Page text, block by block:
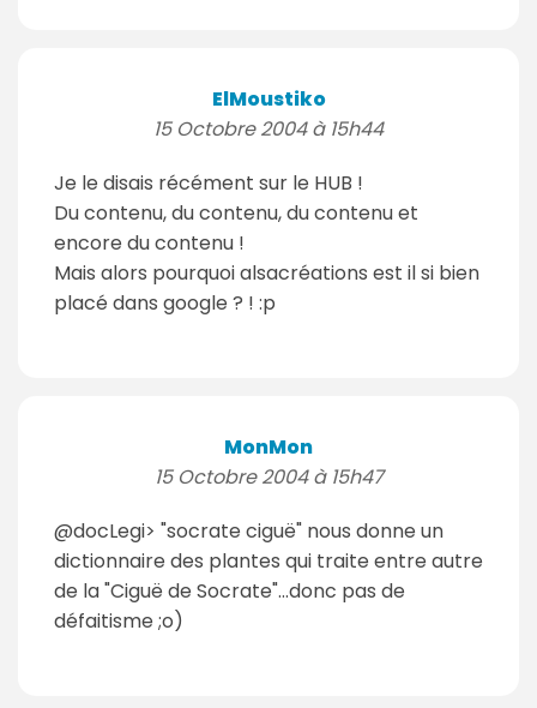
ElMoustiko
15 Octobre 2004 à 15h44
Je le disais récément sur le HUB !
Du contenu, du contenu, du contenu et
encore du contenu !
Mais alors pourquoi alsacréations est il si bien
placé dans google ? ! :p
MonMon
15 Octobre 2004 à 15h47
@docLegi> "socrate ciguë" nous donne un
dictionnaire des plantes qui traite entre autre
de la "Ciguë de Socrate"...donc pas de
défaitisme ;o)